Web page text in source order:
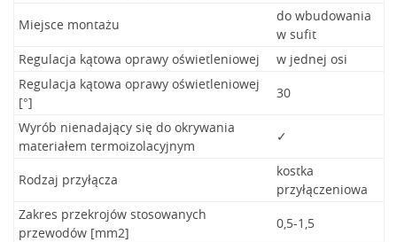
Miejsce montażu
do wbudowania
w sufit
Regulacja kątowa oprawy oświetleniowej
w jednej osi
Regulacja kątowa oprawy oświetleniowej
[°]
30
Wyrób nienadający się do okrywania
materiałem termoizolacyjnym
✓
Rodzaj przyłącza
kostka
przyłączeniowa
Zakres przekrojów stosowanych
przewodów [mm2]
0,5-1,5